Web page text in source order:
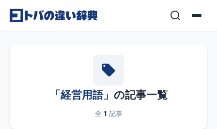
コンテンツへスキップ
「経営用語」 の記事一覧
全 1 記事